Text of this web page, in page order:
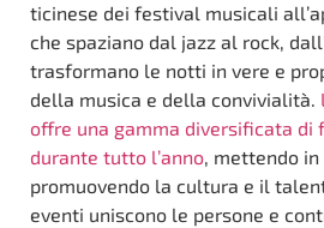
ticinese dei festival musicali
che spaziano dal jazz al rock,
trasformano le notti in vere e
della musica e della convivialità.
offre una gamma diversificata di
durante tutto l’anno, mettendo
promuovendo la cultura e il
eventi uniscono le persone e